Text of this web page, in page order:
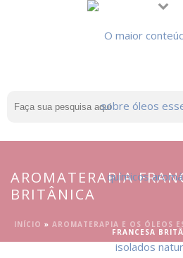
AROMATERAPIA
BRITÂNICA
INÍCIO » AROMATERAPIA E OS ÓLEOS
FRANCESA